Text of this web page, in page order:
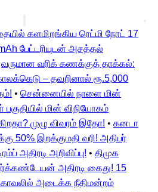
களமிறங்கிய ரெட்மி நோட் 17
பேட்டரியுடன் அசத்தல்
வருமான வரிக் கணக்குத் தாக்கல்:
– தவறினால் ரூ.5,000
• சென்னையில் நாளை மின்
மின் விநியோகம்
முழு விவரம் இதோ! • கனடா
50% இறக்குமதி வரி! அதிபர்
அதிரடி அறிவிப்பு! • திமுக
அதிரடி கைது! 15
அடைக்க நீதிமன்றம்